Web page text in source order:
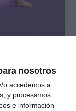
nosotros
o accedemos a
y procesamos
e información